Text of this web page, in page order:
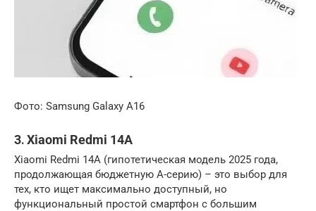
Фото: Samsung Galaxy A16
3․ Xiaomi Redmi 14A
Xiaomi Redmi 14A (гипотетическая модель 2025 года,
продолжающая бюджетную A-серию) – это выбор для
тех, кто ищет максимально доступный, но
функциональный простой смартфон с большим